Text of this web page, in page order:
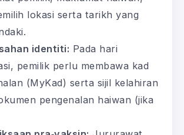
lokasi serta tarikh yang
identiti: Pada hari
pemilik perlu membawa kad
(MyKad) serta sijil kelahiran
pengenalan haiwan (jika